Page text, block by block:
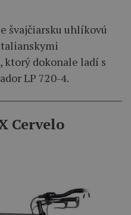
švajčiarsku uhlíkovú
ktorý dokonale ladí s
LP 720-4.
Cervelo